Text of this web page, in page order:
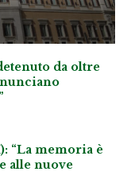
da oltre
“La memoria è
alle nuove